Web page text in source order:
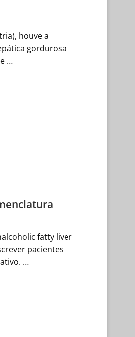
houve a
gordurosa
…
fatty liver
pacientes
…